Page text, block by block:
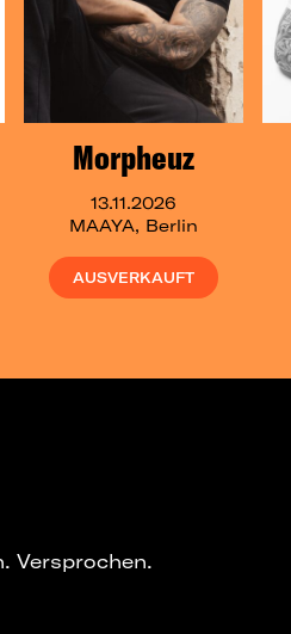
Morpheuz
13.11.2026
MAAYA, Berlin
AUSVERKAUFT
Versprochen.